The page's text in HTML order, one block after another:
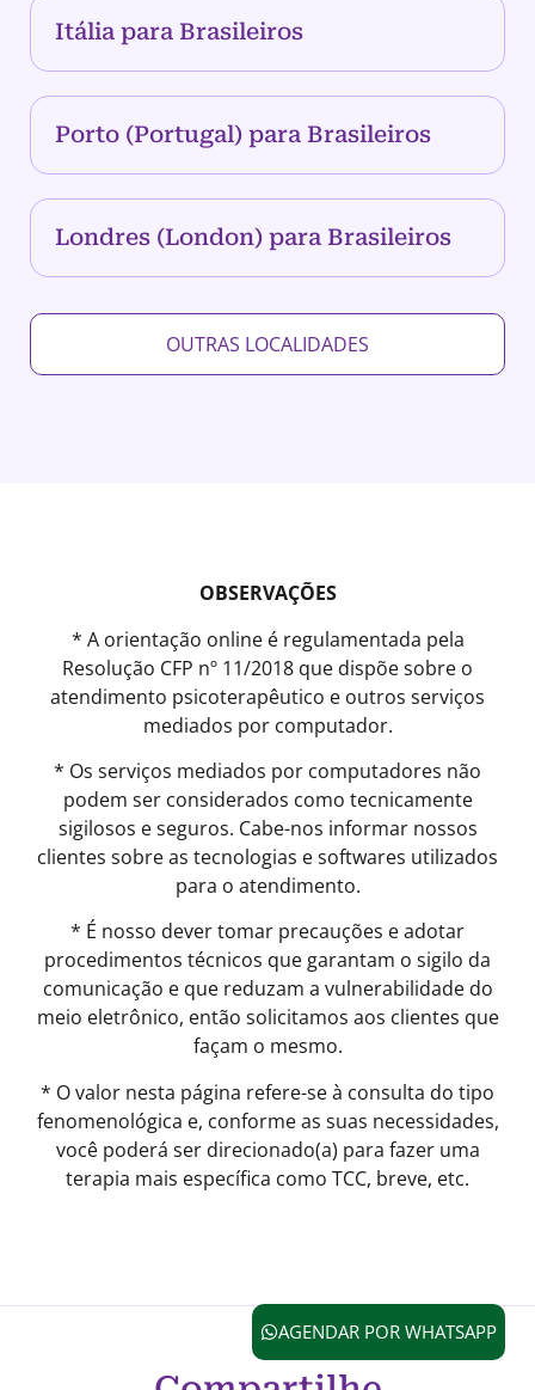
Itália para Brasileiros
Porto (Portugal) para Brasileiros
Londres (London) para Brasileiros
OUTRAS LOCALIDADES
OBSERVAÇÕES
* A orientação online é regulamentada pela
Resolução CFP nº 11/2018 que dispõe sobre o
atendimento psicoterapêutico e outros serviços
mediados por computador.
* Os serviços mediados por computadores não
podem ser considerados como tecnicamente
sigilosos e seguros. Cabe-nos informar nossos
clientes sobre as tecnologias e softwares utilizados
para o atendimento.
* É nosso dever tomar precauções e adotar
procedimentos técnicos que garantam o sigilo da
comunicação e que reduzam a vulnerabilidade do
meio eletrônico, então solicitamos aos clientes que
façam o mesmo.
* O valor nesta página refere-se à consulta do tipo
fenomenológica e, conforme as suas necessidades,
você poderá ser direcionado(a) para fazer uma
terapia mais específica como TCC, breve, etc.
AGENDAR POR WHATSAPP